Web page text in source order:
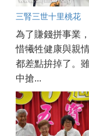
三腎三世十里桃花
為了賺錢拼事業
惜犧牲健康與親
都差點拚掉了。
中搶...